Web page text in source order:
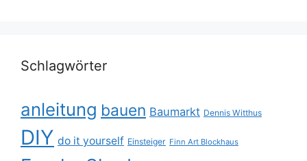
Schlagwörter
anleitung bauen Baumarkt Dennis Witthus
DIY do it yourself Einsteiger Finn Art Blockhaus